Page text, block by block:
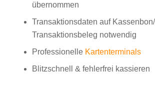
übernommen
Transaktionsdaten auf
Transaktionsbeleg notwendig
Professionelle Kartenterminals
Blitzschnell & fehlerfrei kassieren